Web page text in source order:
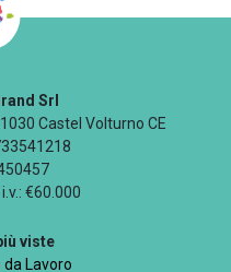
Srl
Castel Volturno CE
€60.000
viste
Lavoro